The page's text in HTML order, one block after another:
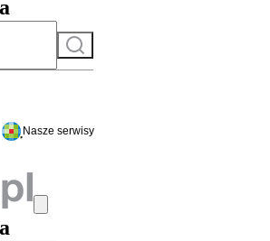
Szukaj
do serwisu
Nasze serwisy